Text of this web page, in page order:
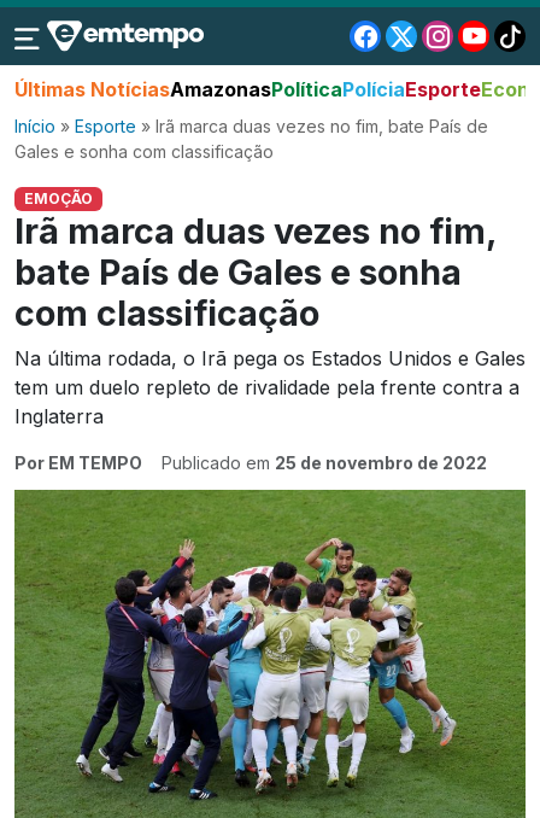
Últimas NotíciasAmazonasPolíticaPolíciaEsporte
Início » Esporte » Irã marca duas vezes no fim, bate País de
Gales e sonha com classificação
EMOÇÃO
Irã marca duas vezes no fim,
bate País de Gales e sonha
com classificação
Na última rodada, o Irã pega os Estados Unidos e Gales
tem um duelo repleto de rivalidade pela frente contra a
Inglaterra
Por EM TEMPO Publicado em 25 de novembro de 2022